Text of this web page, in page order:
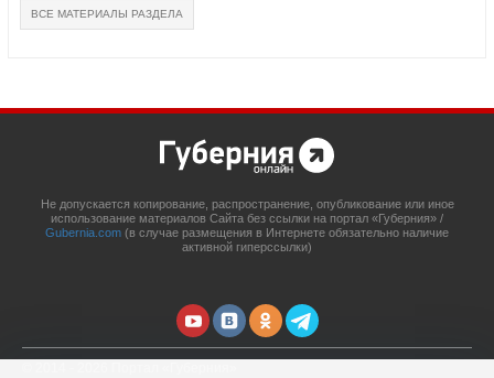
ВСЕ МАТЕРИАЛЫ РАЗДЕЛА
Не допускается копирование, распространение, опубликование или иное
использование материалов Сайта без ссылки на портал «Губерния» /
Gubernia.com (в случае размещения в Интернете обязательно наличие
активной гиперссылки)